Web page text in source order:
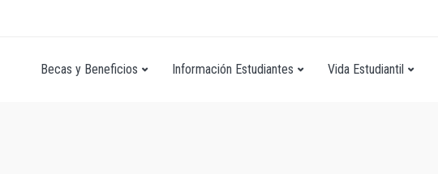
Becas y Beneficios Información Estudiantes Vida Estudiantil